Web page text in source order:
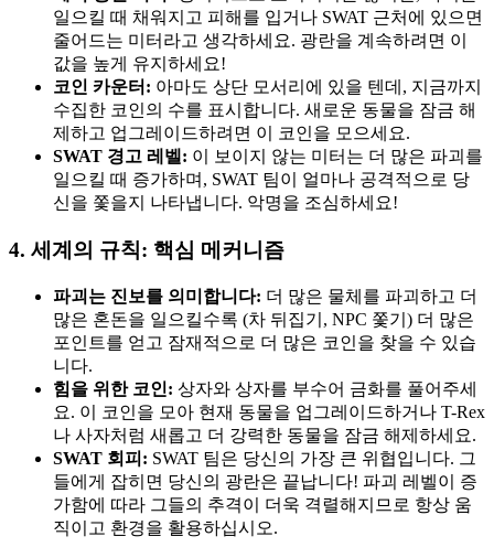
일으킬 때 채워지고 피해를 입거나 SWAT 근처에 있으면
줄어드는 미터라고 생각하세요. 광란을 계속하려면 이
값을 높게 유지하세요!
코인 카운터: 아마도 상단 모서리에 있을 텐데, 지금까지
수집한 코인의 수를 표시합니다. 새로운 동물을 잠금 해
제하고 업그레이드하려면 이 코인을 모으세요.
SWAT 경고 레벨: 이 보이지 않는 미터는 더 많은 파괴를
일으킬 때 증가하며, SWAT 팀이 얼마나 공격적으로 당
신을 쫓을지 나타냅니다. 악명을 조심하세요!
4. 세계의 규칙: 핵심 메커니즘
파괴는 진보를 의미합니다: 더 많은 물체를 파괴하고 더
많은 혼돈을 일으킬수록 (차 뒤집기, NPC 쫓기) 더 많은
포인트를 얻고 잠재적으로 더 많은 코인을 찾을 수 있습
니다.
힘을 위한 코인: 상자와 상자를 부수어 금화를 풀어주세
요. 이 코인을 모아 현재 동물을 업그레이드하거나 T-Rex
나 사자처럼 새롭고 더 강력한 동물을 잠금 해제하세요.
SWAT 회피: SWAT 팀은 당신의 가장 큰 위협입니다. 그
들에게 잡히면 당신의 광란은 끝납니다! 파괴 레벨이 증
가함에 따라 그들의 추격이 더욱 격렬해지므로 항상 움
직이고 환경을 활용하십시오.